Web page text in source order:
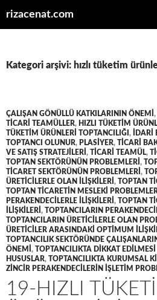
rizacenat.com
Kategori arşivi: hızlı tüketim
ÇALIŞAN GÖNÜLLÜ KATKILARININ ÖNEMI ,
TICARI TEAMÜLLER, HIZLI TÜKETIM
TÜKETIM ÜRÜNLERI TOPTANCILIĞI , IDARI
TOPTANCI OLUNUR, PLASIYER, TICARI
VE SATIŞ STRATEJILERI , TICARI TEAMÜL,
TOPTAN SEKTÖRÜNÜN PROBLEMLERI ,
TICARET SEKTÖRÜNÜN PROBLEMLERI ,
ÜRETICILERLE OLAN ILIŞKILERI , TOPTAN
TOPTAN TICARETIN MESLEKI
PERAKENDECILERLE ILIŞKILERI , TOPTAN
ILIŞKILERI , TOPTANCILARIN
TOPTANCILARIN ÜRETICILERLE OLAN
ÜRETICILER ARASINDAKI OPTIMUM
TOPTANCILIK SEKTÖRÜNDE
ÖNEMI , TOPTANCILIKTA DIKKAT EDILMESI
HUSUSLAR, TOPTANCILIKTA KURUMSAL
ZINCIR PERAKENDECILERIN IŞLETIM
19-HIZLI